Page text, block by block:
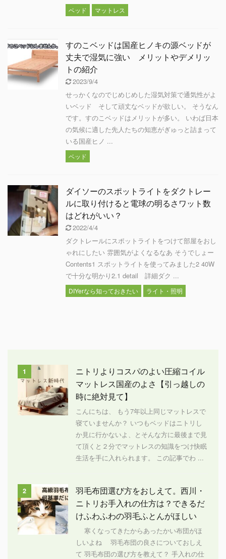
ベッド マットレス
すのこベッドは国産ヒノキの源ベッドが
丈夫で湿気に強い メリットやデメリッ
トの紹介
2023/9/4
せっかくなのでじめじめした湿気対策で通気性がよ
いベッド そして頑丈なベッドが欲しい。 そうなん
です。すのこベッドはメリットが多い。 いわば日本
の気候に適した先人たちの知恵がぎゅっと詰まって
いる国産ヒノ ...
ベッド
ダイソーのスポットライトをダクトレー
ルに取り付けると電球の明るさワット数
はどれがいい？
2022/4/4
ダクトレールにスポットライトをつけて部屋をおし
ゃれにしたい 雰囲気がよくなるなあ そうでしょー
Contents1 スポットライトを使ってみました2 40W
で十分な明かり2.1 detail 詳細ダク ...
DIYerなら知っておきたい ライト・照明
1
ニトリよりコスパのよい圧縮コイル
マットレス国産のよさ【引っ越しの
時に絶対見て】
こんにちは、 もう7年以上同じマットレスで
寝ていませんか？ いつもベッドはニトリし
か見に行かないよ、とそんな方に最後まで見
て頂くと２分でマットレスの知識をつけ快眠
生活を手に入れられます。 この記事でわ ...
2
羽毛布団選び方をおしえて。西川・
ニトリお手入れの仕方は？できるだ
けふわふわの羽毛ふとんがほしい
寒くなってきたからあったかい布団がほ
しいよね 羽毛布団の良さについておしえ
て 羽毛布団の選び方を教えて？ 手入れの仕